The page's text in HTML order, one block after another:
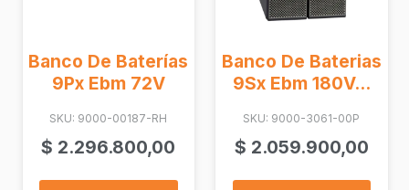
Banco De Baterías
9Px Ebm 72V
SKU: 9000-00187-RH
$ 2.296.800,00
Banco De Baterias
9Sx Ebm 180V...
SKU: 9000-3061-00P
$ 2.059.900,00